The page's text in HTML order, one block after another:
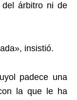
del árbitro ni de
insistió.
padece una
la que le ha